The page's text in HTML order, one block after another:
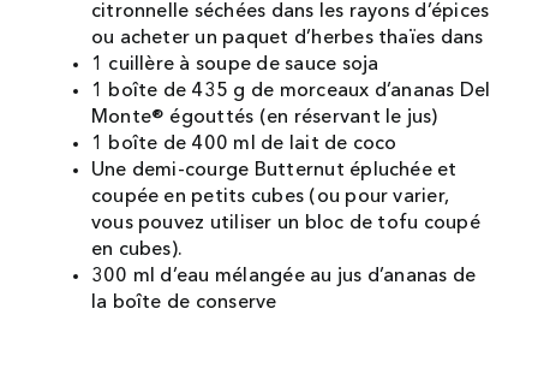
citronnelle séchées dans les rayons d’épices
ou acheter un paquet d’herbes thaïes dans
1 cuillère à soupe de sauce soja
1 boîte de 435 g de morceaux d’ananas Del
Monte® égouttés (en réservant le jus)
1 boîte de 400 ml de lait de coco
Une demi-courge Butternut épluchée et
coupée en petits cubes (ou pour varier,
vous pouvez utiliser un bloc de tofu coupé
en cubes).
300 ml d’eau mélangée au jus d’ananas de
la boîte de conserve